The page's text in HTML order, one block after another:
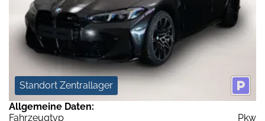
Standort Zentrallager
Allgemeine Daten:
Fahrzeugtyp
Pkw